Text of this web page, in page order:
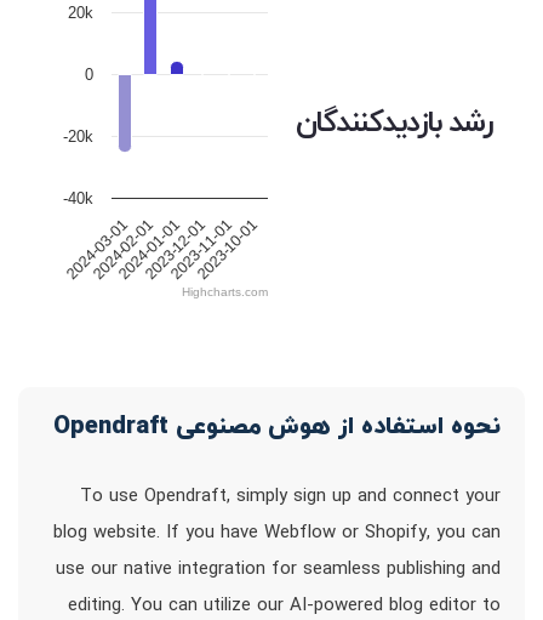
رشد بازدیدکنندگان
2024-03-01
2024-02-01
2024-01-01
2023-12-01
2023-11-01
2023-10-01
-40k
-20k
0
20k
Highcharts.com
نحوه استفاده از هوش مصنوعی Opendraft
To use Opendraft, simply sign up and connect your
blog website. If you have Webflow or Shopify, you can
use our native integration for seamless publishing and
editing. You can utilize our AI-powered blog editor to